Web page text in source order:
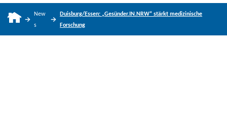
New
s
Duisburg/Essen: „Gesünder.IN.NRW“ stärkt medizinische
Forschung